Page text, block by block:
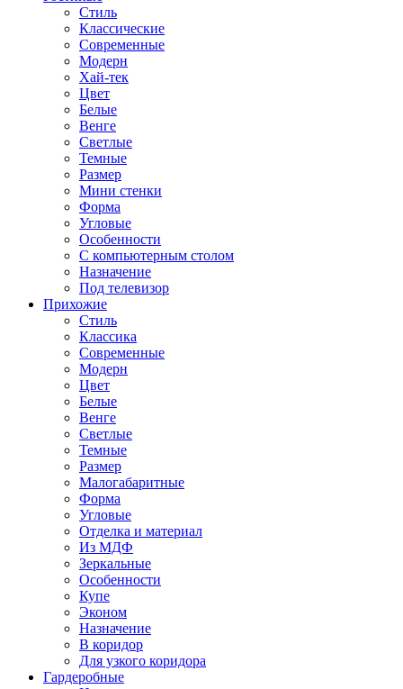
Стиль
Классические
Современные
Модерн
Хай-тек
Цвет
Белые
Венге
Светлые
Темные
Размер
Мини стенки
Форма
Угловые
Особенности
С компьютерным столом
Назначение
Под телевизор
Прихожие
Стиль
Классика
Современные
Модерн
Цвет
Белые
Венге
Светлые
Темные
Размер
Малогабаритные
Форма
Угловые
Отделка и материал
Из МДФ
Зеркальные
Особенности
Купе
Эконом
Назначение
В коридор
Для узкого коридора
Гардеробные